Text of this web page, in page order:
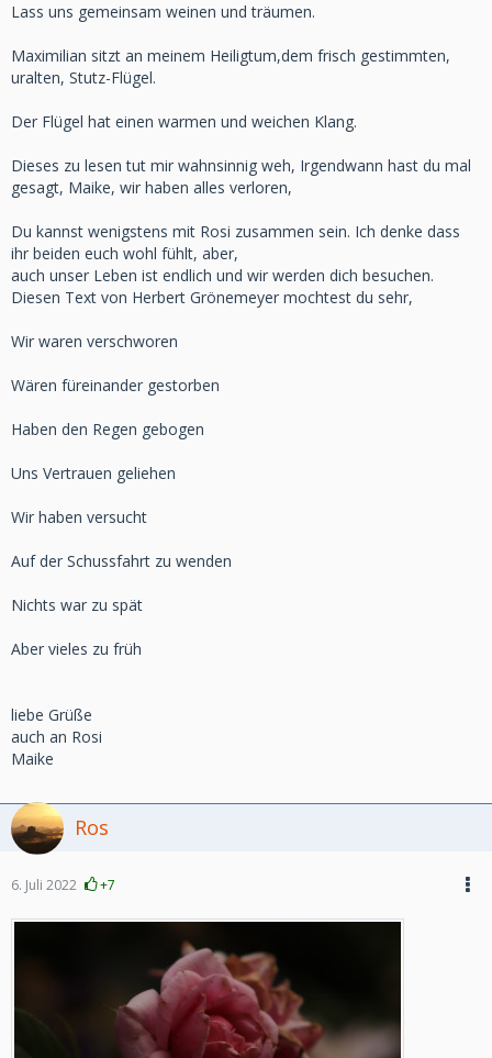
Lass uns gemeinsam weinen und träumen.
Maximilian sitzt an meinem Heiligtum,dem frisch gestimmten,
uralten, Stutz-Flügel.
Der Flügel hat einen warmen und weichen Klang.
Dieses zu lesen tut mir wahnsinnig weh, Irgendwann hast du mal
gesagt, Maike, wir haben alles verloren,
Du kannst wenigstens mit Rosi zusammen sein. Ich denke dass
ihr beiden euch wohl fühlt, aber,
auch unser Leben ist endlich und wir werden dich besuchen.
Diesen Text von Herbert Grönemeyer mochtest du sehr,
Wir waren verschworen
Wären füreinander gestorben
Haben den Regen gebogen
Uns Vertrauen geliehen
Wir haben versucht
Auf der Schussfahrt zu wenden
Nichts war zu spät
Aber vieles zu früh
liebe Grüße
auch an Rosi
Maike
Ros
6. Juli 2022 +7